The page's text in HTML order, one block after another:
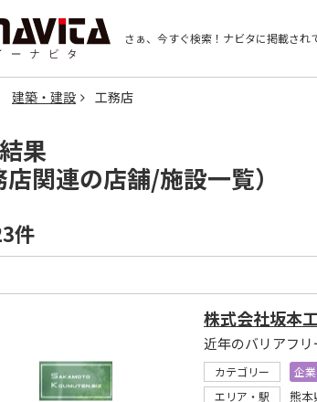
さぁ、今すぐ検索！ ナビタに掲載され
建築・建設 工務店
果
関連の店舗/施設一覧）
件
株式会社坂本
カテゴリー 企
エリア・駅
熊本